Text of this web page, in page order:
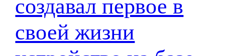
создавал первое в
своей жизни